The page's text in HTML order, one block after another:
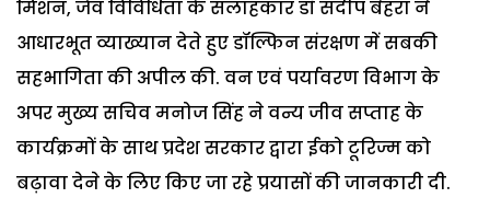
मिशन, जैव विविधिता के सलाहकार डॉ संदीप बेहरा ने
आधारभूत व्याख्यान देते हुए डॉल्फिन संरक्षण में सबकी
सहभागिता की अपील की. वन एवं पर्यावरण विभाग के
अपर मुख्य सचिव मनोज सिंह ने वन्य जीव सप्ताह के
कार्यक्रमों के साथ प्रदेश सरकार द्वारा ईको टूरिज्म को
बढ़ावा देने के लिए किए जा रहे प्रयासों की जानकारी दी.